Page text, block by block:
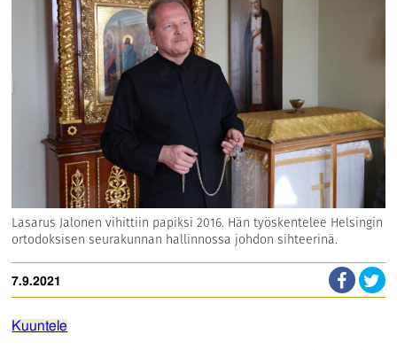
Lasarus Jalonen vihittiin papiksi 2016. Hän työskentelee Helsingin
ortodoksisen seurakunnan hallinnossa johdon sihteerinä.
7.9.2021
Kuuntele